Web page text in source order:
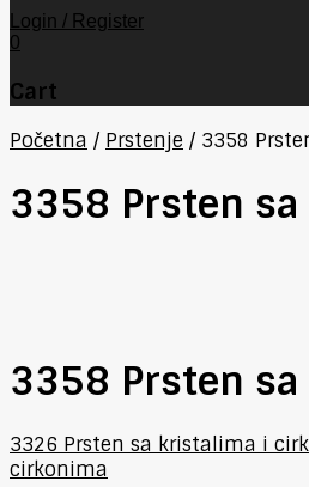
Login / Register
0
Cart
Početna / Prstenje / 3358
3358 Prsten
3358 Prsten
3326 Prsten sa kristalima i
cirkonima